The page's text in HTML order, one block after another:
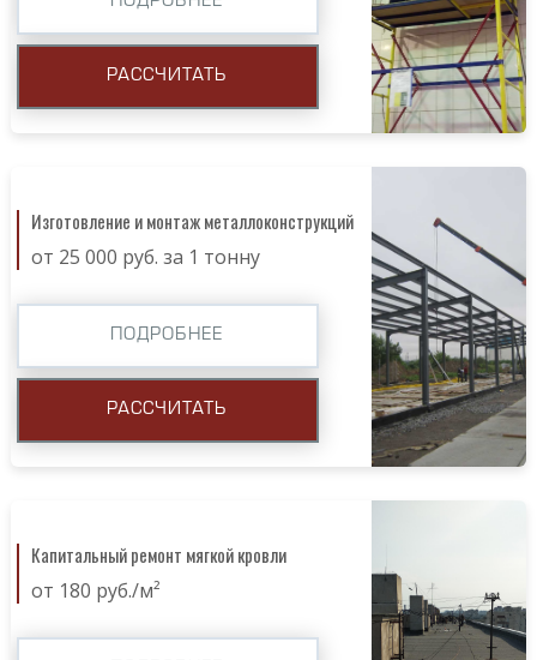
РАССЧИТАТЬ
Изготовление и монтаж металлоконструкций
от 25 000 руб. за 1 тонну
ПОДРОБНЕЕ
РАССЧИТАТЬ
Капитальный ремонт мягкой кровли
от 180 руб./м²